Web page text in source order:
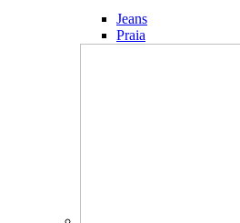
Jeans
Praia